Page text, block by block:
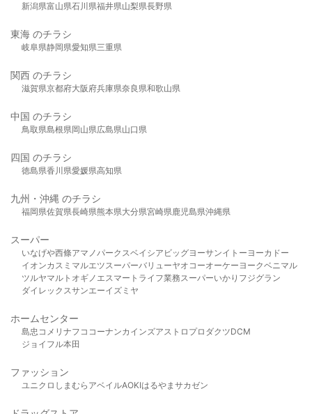
新潟県富山県石川県福井県山梨県長野県
東海 のチラシ
岐阜県静岡県愛知県三重県
関西 のチラシ
滋賀県京都府大阪府兵庫県奈良県和歌山県
中国 のチラシ
鳥取県島根県岡山県広島県山口県
四国 のチラシ
徳島県香川県愛媛県高知県
九州・沖縄 のチラシ
福岡県佐賀県長崎県熊本県大分県宮崎県鹿児島県沖縄県
スーパー
いなげや西條アマノパークスベイシア ビッグヨーサンイトーヨーカドー
イオンカスミ マルエツスーパーバリューヤオコーオーケー ヨークベニマル
ツルヤマルト オギノ エスマート ライフ業務スーパーいかり フジグラン
ダイレックスサンエーイズミヤ
ホームセンター
島忠 コメリ ナフコ コーナンカインズアストロプロダクツDCM
ジョイフル本田
ファッション
ユニクロ しまむら アベイルAOKIはるやま サカゼン